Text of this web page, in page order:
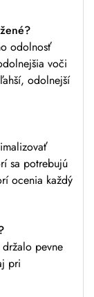
odolnosť
voči
odolnejší
sa potrebujú
ocenia každý
pevne
pri